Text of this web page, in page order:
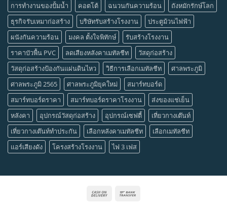
การทำงานของปั้มน้ำ
คอตโต้ ฉนวนกันความร้อน
ถังหมักรักษ์โลก
ธุรกิจรับเหมาก่อสร้าง
บริษัทรับสร้างโรงงาน
ประตูม้วนไฟฟ้า
ผนังกันความร้อน
มงคล ตั้งใจพิทักษ์
รับสร้างโรงงาน
ราคาบัวพื้น PVC
ลดเสียงหลังคาเมทัลชีท
วัสดุก่อสร้าง
วัสดุก่อสร้างป้องกันแผ่นดินไหว
วิธีการเลือกเมทัลชีท
ศาลพระภูมิ
ศาลพระภูมิ 2565
ศาลพระภูมิยุคใหม่
สมาร์ทบอร์ด
สมาร์ทบอร์ดราคา
สมาร์ทบอร์ดราคาโรงงาน
ส่งของแช่เย็น
หลังคา
อุปกรณ์วัสดุก่อสร้าง อุปกรณ์เซฟตี้
เที่ยวกางเต๊นท์
เที่ยวกางเต๊นท์ทำประกัน
เลือกหลังคาเมทัลชีท
เลือกเมทัลชีท
แอร์เสียงดัง
โครงสร้างโรงงาน ไฟ 3 เฟส
Cash